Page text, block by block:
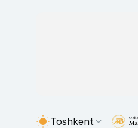
Toshkent